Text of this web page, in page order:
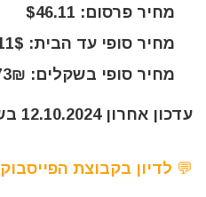
מחיר פרסום: $46.11
מחיר סופי עד הבית: 46.11$
מחיר סופי בשקלים: 173₪
עדכון אחרון 12.10.2024 בשעה 14:38
💬 לדיון בקבוצת הפייסבוק